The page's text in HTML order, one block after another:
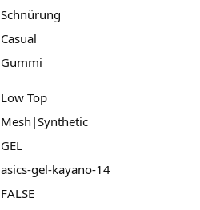
Schnürung
Casual
Gummi
Low Top
Mesh|Synthetic
GEL
asics-gel-kayano-14
FALSE